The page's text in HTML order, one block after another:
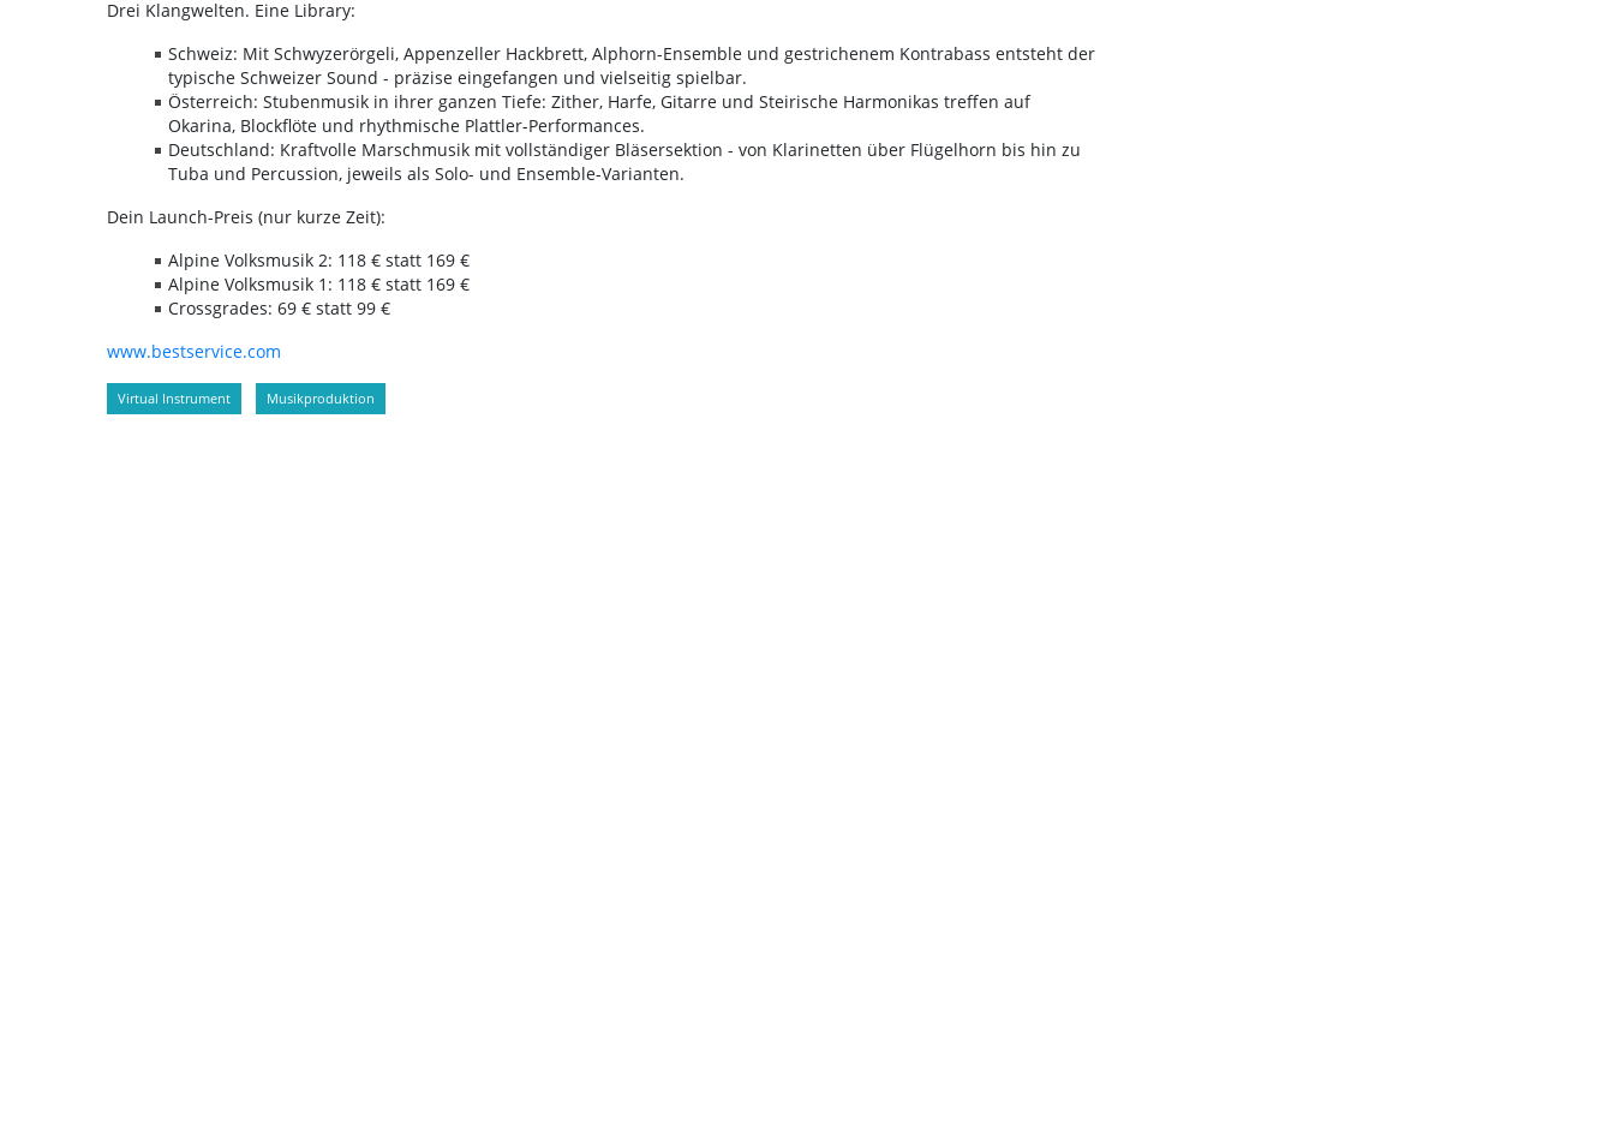
Drei Klangwelten. Eine Library:
Schweiz: Mit Schwyzerörgeli, Appenzeller Hackbrett, Alphorn-Ensemble und gestrichenem Kontrabass entsteht der
typische Schweizer Sound - präzise eingefangen und vielseitig spielbar.
Österreich: Stubenmusik in ihrer ganzen Tiefe: Zither, Harfe, Gitarre und Steirische Harmonikas treffen auf
Okarina, Blockflöte und rhythmische Plattler-Performances.
Deutschland: Kraftvolle Marschmusik mit vollständiger Bläsersektion - von Klarinetten über Flügelhorn bis hin zu
Tuba und Percussion, jeweils als Solo- und Ensemble-Varianten.
Dein Launch-Preis (nur kurze Zeit):
Alpine Volksmusik 2: 118 € statt 169 €
Alpine Volksmusik 1: 118 € statt 169 €
Crossgrades: 69 € statt 99 €
www.bestservice.com
Virtual Instrument Musikproduktion